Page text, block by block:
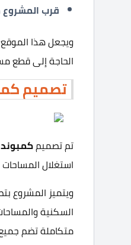
قرب المشروع
ويجعل هذا الموقع
الحاجة إلى قطع
تصميم
تم تصميم
استغلال
ويتميز المشروع
السكنية
متكاملة تضم